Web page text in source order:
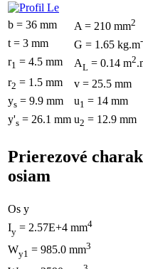
b = 36 mm A = 210 mm2
t = 3 mm G = 1.65 kg.m
r1 = 4.5 mm AL = 0.14 m2
r2 = 1.5 mm
v = 25.5 mm
ys = 9.9 mm u1 = 14 mm
y's = 26.1 mm u2 = 12.9 mm
Prierezové
osiam
Os y
Iy = 2.57E+4 mm4
Wy1 = 985.0 mm3